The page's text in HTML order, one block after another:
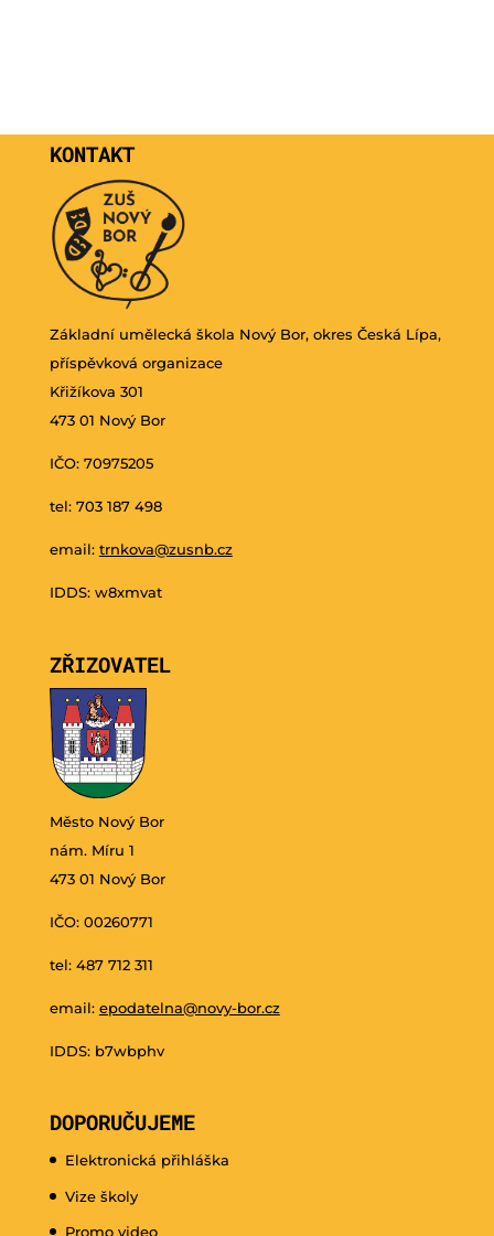
KONTAKT
Základní umělecká škola Nový Bor, okres Česká Lípa,
příspěvková organizace
Křižíkova 301
473 01 Nový Bor
IČO: 70975205
tel: 703 187 498
email: trnkova@zusnb.cz
IDDS: w8xmvat
ZŘIZOVATEL
Město Nový Bor
nám. Míru 1
473 01 Nový Bor
IČO: 00260771
tel: 487 712 311
email: epodatelna@novy-bor.cz
IDDS: b7wbphv
DOPORUČUJEME
Elektronická přihláška
Vize školy
Promo video